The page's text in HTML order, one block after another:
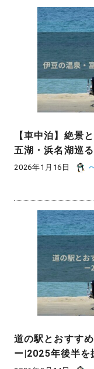
【車中泊】絶景
五湖・浜名湖巡
2026年1月16日
道の駅とおすす
ー|2025年後半を